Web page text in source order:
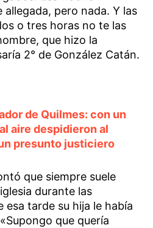
pero nada. Y las
o tres horas no te las
que hizo la
2° de González Catán.
de Quilmes: con un
aire despidieron al
presunto justiciero
que siempre suele
durante las
esa tarde su hija le había
que quería